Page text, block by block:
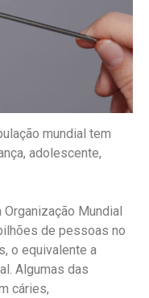
mundial tem
adolescente,
Mundial
de pessoas no
o equivalente a
Algumas das
cáries,